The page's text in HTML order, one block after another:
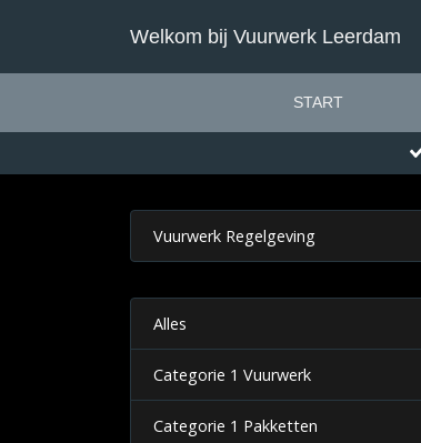
Welkom bij Vuurwerk Leerdam
START
Vuurwerk Regelgeving
Alles
Categorie 1 Vuurwerk
Categorie 1 Pakketten